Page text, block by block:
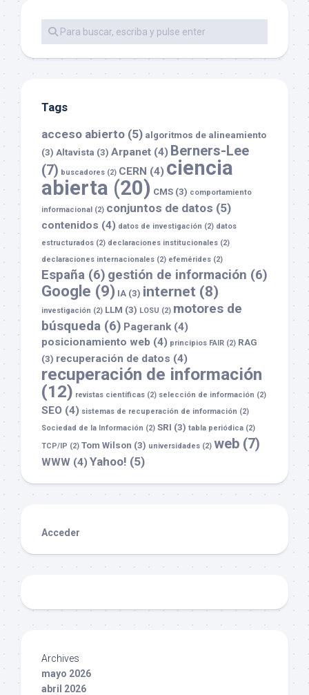
Tags
acceso abierto (5) algoritmos de alineamiento
(3) Altavista (3) Arpanet (4) Berners-Lee
(7) buscadores (2) CERN (4) ciencia
abierta (20) CMS (3) comportamiento
informacional (2) conjuntos de datos (5)
contenidos (4) datos de investigación (2) datos
estructurados (2) declaraciones institucionales (2)
declaraciones internacionales (2) efemérides (2)
España (6) gestión de información (6)
Google (9) IA (3) internet (8)
investigación (2) LLM (3) LOSU (2) motores de
búsqueda (6) Pagerank(4)
posicionamiento web (4) principios FAIR (2) RAG
(3) recuperación de datos (4)
recuperación de información
(12) revistas científicas (2) selección de información (2)
SEO (4) sistemas de recuperación de información (2)
Sociedad de la Información (2) SRI (3) tabla periódica (2)
TCP/IP (2) Tom Wilson (3) universidades (2) web (7)
WWW (4)Yahoo! (5)
Acceder
Archives
mayo 2026
abril 2026